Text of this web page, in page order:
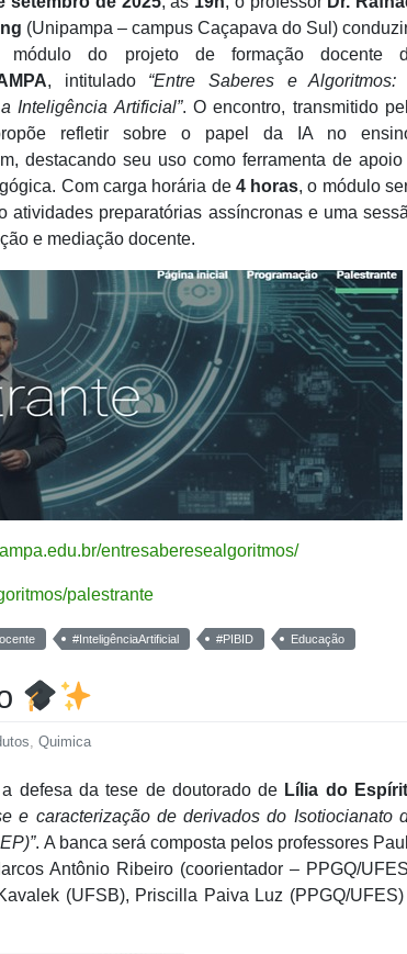
(Unipampa – campus Caçapava do Sul)
módulo do projeto de formação docente
, intitulado “Entre Saberes e Algoritmos:
Inteligência Artificial”. O encontro, transmitido
refletir sobre o papel da IA no
destacando seu uso como ferramenta de apoio
Com carga horária de 4 horas, o módulo
atividades preparatórias assíncronas e uma
e mediação docente.
entresaberesealgoritmos/
palestrante
#InteligênciaArtificial #PIBID Educação
, Quimica
defesa da tese de doutorado de Lília do
e caracterização de derivados do Isotiocianato
. A banca será composta pelos professores
Antônio Ribeiro (coorientador – PPGQ/
(UFSB), Priscilla Paiva Luz (PPGQ/